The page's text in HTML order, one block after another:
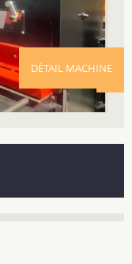
DÉTAIL MACHINE